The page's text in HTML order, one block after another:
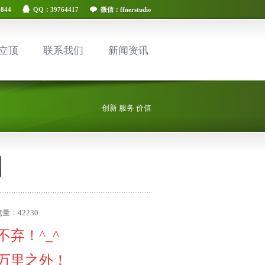
QQ：39764417 微信：ffnerstudio
顶 联系我们 新闻资讯
创新 服务 价值
： 42230
弃！^_^
里之外！